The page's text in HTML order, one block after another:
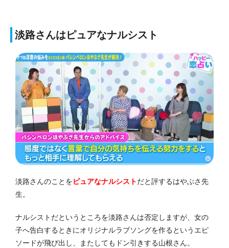
淡路さんはピュアなナルシスト
淡路さんのことをピュアなナルシストだと評するはやぶさ先
生。
ナルシストだというところを淡路さんは否定しますが、女の
子へ告白するときにオリジナルラブソングを作るというエピ
ソードが飛び出し、またしてもドン引きする山根さん。